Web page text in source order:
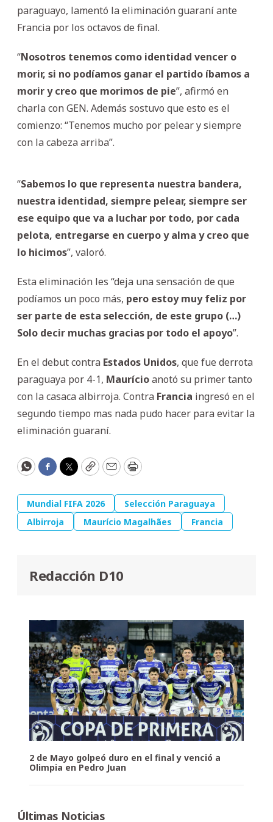
paraguayo, lamentó la eliminación guaraní ante
Francia por los octavos de final.
“Nosotros tenemos como identidad vencer o
morir, si no podíamos ganar el partido íbamos a
morir y creo que morimos de pie”, afirmó en
charla con GEN. Además sostuvo que esto es el
comienzo: “Tenemos mucho por pelear y siempre
con la cabeza arriba”.
“Sabemos lo que representa nuestra bandera,
nuestra identidad, siempre pelear, siempre ser
ese equipo que va a luchar por todo, por cada
pelota, entregarse en cuerpo y alma y creo que
lo hicimos”, valoró.
Esta eliminación les “deja una sensación de que
podíamos un poco más, pero estoy muy feliz por
ser parte de esta selección, de este grupo (…)
Solo decir muchas gracias por todo el apoyo”.
En el debut contra Estados Unidos, que fue derrota
paraguaya por 4-1, Maurícioanotó su primer tanto
con la casaca albirroja. Contra Francia ingresó en el
segundo tiempo mas nada pudo hacer para evitar la
eliminación guaraní.
WhatsApp
Facebook
Twitter
CopyEmailPrint
Mundial FIFA 2026
Selección Paraguaya
Albirroja
Maurício Magalhães Francia
Redacción D10
2 de Mayo golpeó duro en el final y venció a
Olimpia en Pedro Juan
Últimas Noticias